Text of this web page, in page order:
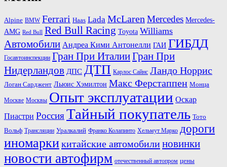
Alpine BMW Ferrari Haas Lada McLarenMercedes Mercedes-
AMG Red Bull Red Bull Racing Toyota Williams
Автомобили Андреа Кими Антонелли ГАИ ГИБДД
Госавтоинспекции Гран При ИталииГран При
Нидерландов ДПС ДТП Карлос Сайнс Ландо Норрис
Логан Сарджент Льюис Хэмилтон Макс Ферстаппен Монца
Москве Москвы Опыт эксплуатации Оскар
Пиастри РоссияТайный покупатель Тото
Вольф Трансляции Уралкалий Франко Колапинто Хельмут Марко дороги
иномаркикитайские автомобилиновинки
новости автофирм отечественный автопром цены